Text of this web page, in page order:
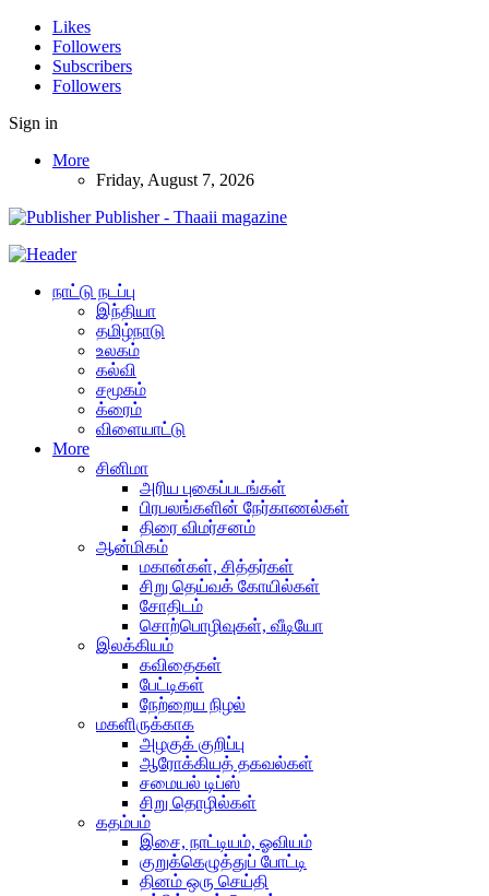
Likes
Followers
Subscribers
Followers
Sign in
More
Friday, August 7, 2026
Publisher - Thaaii magazine
நாட்டு நடப்பு
இந்தியா
தமிழ்நாடு
உலகம்
கல்வி
சமூகம்
க்ரைம்
விளையாட்டு
More
சினிமா
அரிய புகைப்படங்கள்
பிரபலங்களின் நேர்காணல்கள்
திரை விமர்சனம்
ஆன்மிகம்
மகான்கள், சித்தர்கள்
சிறு தெய்வக் கோயில்கள்
சோதிடம்
சொற்பொழிவுகள், வீடியோ
இலக்கியம்
கவிதைகள்
பேட்டிகள்
நேற்றைய நிழல்
மகளிருக்காக
அழகுக் குறிப்பு
ஆரோக்கியத் தகவல்கள்
சமையல் டிப்ஸ்
சிறு தொழில்கள்
கதம்பம்
இசை, நாட்டியம், ஓவியம்
குறுக்கெழுத்துப் போட்டி
தினம் ஒரு செய்தி